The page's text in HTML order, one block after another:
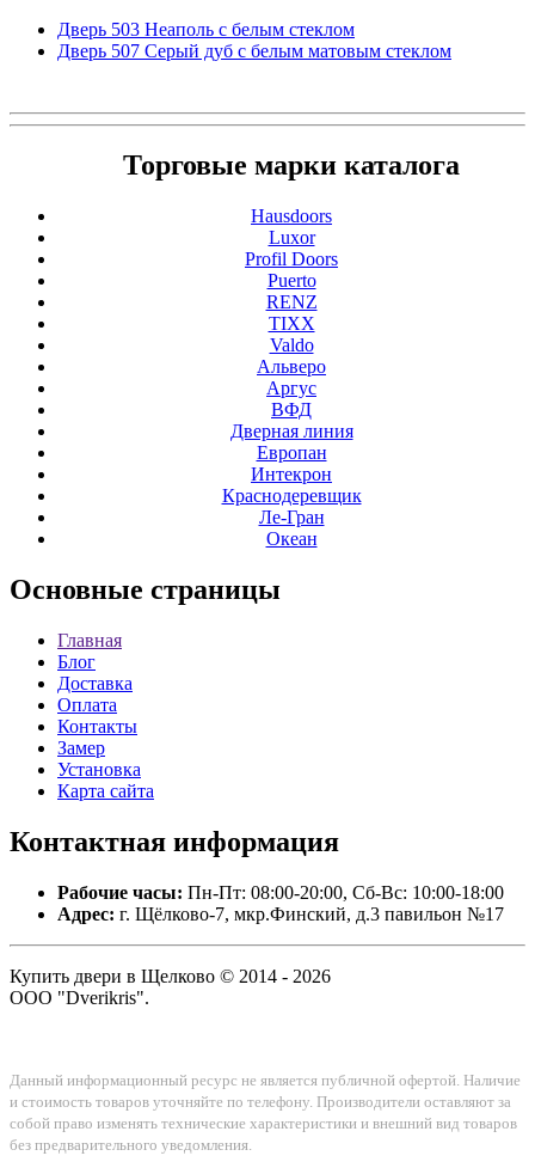
Дверь 503 Неаполь с белым стеклом
Дверь 507 Серый дуб с белым матовым стеклом
Торговые марки каталога
Hausdoors
Luxor
Profil Doors
Puerto
RENZ
TIXX
Valdo
Альверо
Аргус
ВФД
Дверная линия
Европан
Интекрон
Краснодеревщик
Ле-Гран
Океан
Основные страницы
Главная
Блог
Доставка
Оплата
Контакты
Замер
Установка
Карта сайта
Контактная информация
Рабочие часы: Пн-Пт: 08:00-20:00, Сб-Вс: 10:00-18:00
Адрес: г. Щёлково-7, мкр.Финский, д.3 павильон №17
Купить двери в Щелково © 2014 - 2026
ООО "Dverikris".
Данный информационный ресурс не является публичной офертой. Наличие
и стоимость товаров уточняйте по телефону. Производители оставляют за
собой право изменять технические характеристики и внешний вид товаров
без предварительного уведомления.